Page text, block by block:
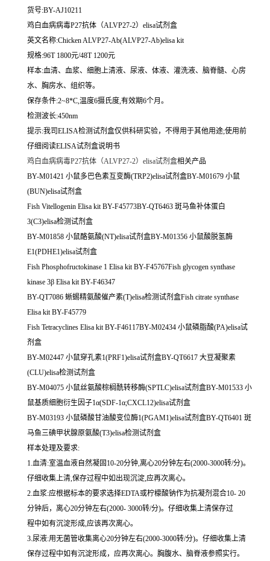
货号:BY-AJ10211
鸡白血病病毒P27抗体（ALVP27-2）elisa试剂盒
英文名称:Chicken ALVP27-Ab(ALVP27-Ab)elisa kit
规格:96T 1800元/48T 1200元
样本:血清、血浆、细胞上清液、尿液、体液、灌洗液、脑脊髓、心房
水、胸房水、组织等。
保存条件:2~8*C,温度6摄氏度,有效期6个月。
检测波长:450nm
提示:我司ELISA检测试剂盒仅供科研实验，不得用于其他用途;使用前
仔细阅读ELISA试剂盒说明书
鸡白血病病毒P27抗体（ALVP27-2）elisa试剂盒相关产品
BY-M01421 小鼠多巴色素互变酶(TRP2)elisa试剂盒BY-M01679 小鼠
(BUN)elisa试剂盒
Fish Vitellogenin Elisa kit BY-F45773BY-QT6463 斑马鱼补体蛋白
3(C3)elisa检测试剂盒
BY-M01858 小鼠酪氨酸(NT)elisa试剂盒BY-M01356 小鼠酸脱氢酶
E1(PDHE1)elisa试剂盒
Fish Phosphofructokinase 1 Elisa kit BY-F45767Fish glycogen synthase
kinase 3β Elisa kit BY-F46347
BY-QT7086 蜥蜴精氨酸催产素(T)elisa检测试剂盒Fish citrate synthase
Elisa kit BY-F45779
Fish Tetracyclines Elisa kit BY-F46117BY-M02434 小鼠磷脂酸(PA)elisa试
剂盒
BY-M02447 小鼠穿孔素1(PRF1)elisa试剂盒BY-QT6617 大豆凝聚素
(CLU)elisa检测试剂盒
BY-M04075 小鼠丝氨酸棕榈酰转移酶(SPTLC)elisa试剂盒BY-M01533 小
鼠基质细胞衍生因子1α(SDF-1α;CXCL12)elisa试剂盒
BY-M03193 小鼠磷酸甘油酸变位酶1(PGAM1)elisa试剂盒BY-QT6401 斑
马鱼三碘甲状腺原氨酸(T3)elisa检测试剂盒
样本处理及要求:
1.血清:室温血液自然凝固10-20分钟,离心20分钟左右(2000-3000转/分)。
仔细收集上清,保存过程中如出现沉淀,应再次离心。
2.血浆:应根据标本的要求选择EDTA或柠檬酸钠作为抗凝剂混合10- 20
分钟后，离心20分钟左右(2000- 3000转/分)。仔细收集上清保存过
程中如有沉淀形成,应该再次离心。
3.尿液:用无菌管收集离心20分钟左右(2000-3000转/分)。仔细收集上清
保存过程中如有沉淀形成，应再次离心。胸腹水、脑脊液参照实行。